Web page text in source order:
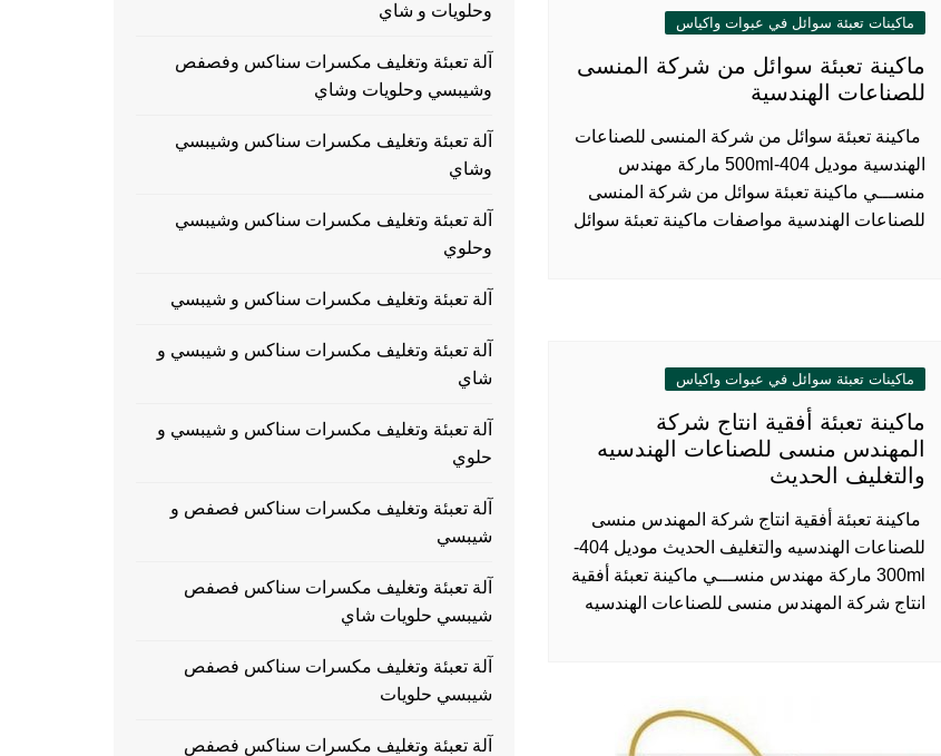
ماكينات تعبئة سوائل في عبوات واكياس
ماكينة تعبئة سوائل من شركة المنسى
للصناعات الهندسية
ماكينة تعبئة سوائل من شركة المنسى للصناعات
الهندسية موديل 404-500ml ماركة مهندس
منســـي ماكينة تعبئة سوائل من شركة المنسى
للصناعات الهندسية مواصفات ماكينة تعبئة سوائل
ماكينات تعبئة سوائل في عبوات واكياس
ماكينة تعبئة أفقية انتاج شركة
المهندس منسى للصناعات الهندسيه
والتغليف الحديث
ماكينة تعبئة أفقية انتاج شركة المهندس منسى
للصناعات الهندسيه والتغليف الحديث موديل 404-
300ml ماركة مهندس منســـي ماكينة تعبئة أفقية
انتاج شركة المهندس منسى للصناعات الهندسيه
وحلويات و شاي
آلة تعبئة وتغليف مكسرات سناكس وفصفص
وشيبسي وحلويات وشاي
آلة تعبئة وتغليف مكسرات سناكس وشيبسي
وشاي
آلة تعبئة وتغليف مكسرات سناكس وشيبسي
وحلوي
آلة تعبئة وتغليف مكسرات سناكس و شيبسي
آلة تعبئة وتغليف مكسرات سناكس و شيبسي و
شاي
آلة تعبئة وتغليف مكسرات سناكس و شيبسي و
حلوي
آلة تعبئة وتغليف مكسرات سناكس فصفص و
شيبسي
آلة تعبئة وتغليف مكسرات سناكس فصفص
شيبسي حلويات شاي
آلة تعبئة وتغليف مكسرات سناكس فصفص
شيبسي حلويات
آلة تعبئة وتغليف مكسرات سناكس فصفص